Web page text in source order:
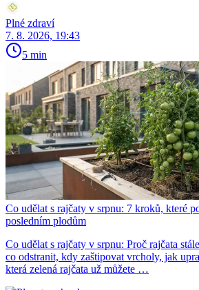
Plné zdraví
7. 8. 2026, 19:43
5 min
Co udělat s rajčaty v srpnu: 7 kroků, které
posledním plodům
Co udělat s rajčaty v srpnu: Proč rajčata
co odstranit, kdy zaštipovat vrcholy, jak
která zelená rajčata už můžete …